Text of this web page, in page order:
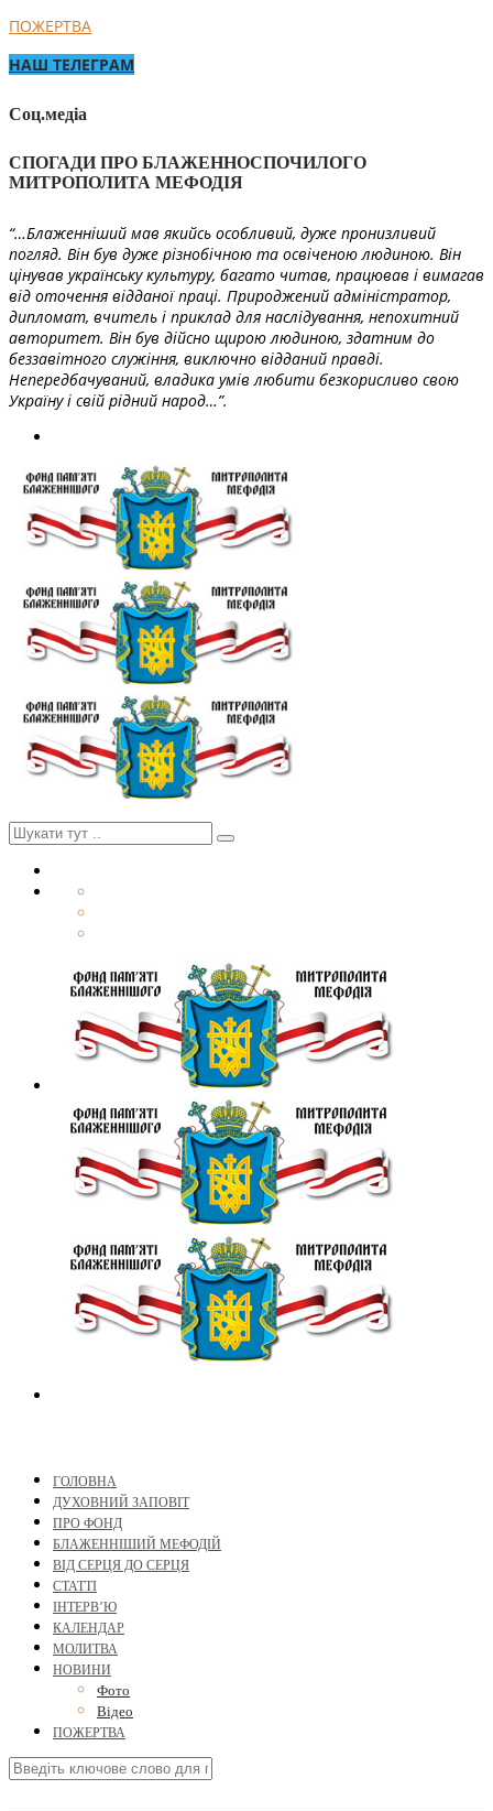
ПОЖЕРТВА
НАШ ТЕЛЕГРАМ
Соц.медіа
СПОГАДИ ПРО БЛАЖЕННОСПОЧИЛОГО
МИТРОПОЛИТА МЕФОДІЯ
“…Блаженніший мав якийсь особливий, дуже пронизливий
погляд. Він був дуже різнобічною та освіченою людиною. Він
цінував українську культуру, багато читав, працював і вимагав
від оточення відданої праці. Природжений адміністратор,
дипломат, вчитель і приклад для наслідування, непохитний
авторитет. Він був дійсно щирою людиною, здатним до
беззавітного служіння, виключно відданий правді.
Непередбачуваний, владика умів любити безкорисливо свою
Україну і свій рідний народ…”.
ГОЛОВНА
ДУХОВНИЙ ЗАПОВІТ
ПРО ФОНД
БЛАЖЕННІШИЙ МЕФОДІЙ
ВІД СЕРЦЯ ДО СЕРЦЯ
СТАТТІ
ІНТЕРВ’Ю
КАЛЕНДАР
МОЛИТВА
НОВИНИ
Фото
Відео
ПОЖЕРТВА